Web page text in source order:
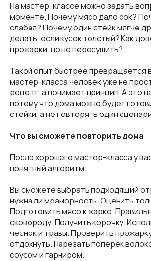
На мастер-классе можно задать
моменте. Почему мясо дало сок?
слабая? Почему один стейк мягче
делать, если кусок толстый? Как
прожарки, но не пересушить?
Такой опыт быстрее превращается
мастер-класса человек уже не
рецепт, а понимает принцип. А это
потому что дома можно будет
стейки, а не повторять один
Что вы сможете повторить дома
После хорошего мастер-класса у
понятный алгоритм.
Вы сможете выбрать подходящий
нужна ли мраморность. Оценить
Подготовить мясо к жарке.
сковороду. Получить корочку.
чеснок и травы. Проверить
отдохнуть. Нарезать поперёк
соусом и гарниром.